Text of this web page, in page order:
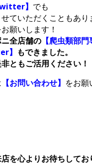
】 でも
ていただくこともあり
願いします！
全店舗の 【爬虫類部門
】
もできました。
ともご活用ください！
【お問い合わせ】 をお願
を心よりお待ちしてお